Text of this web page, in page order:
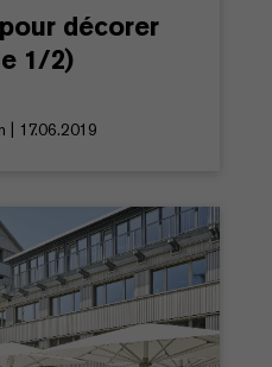
décorer
1/2)
| 17.06.2019